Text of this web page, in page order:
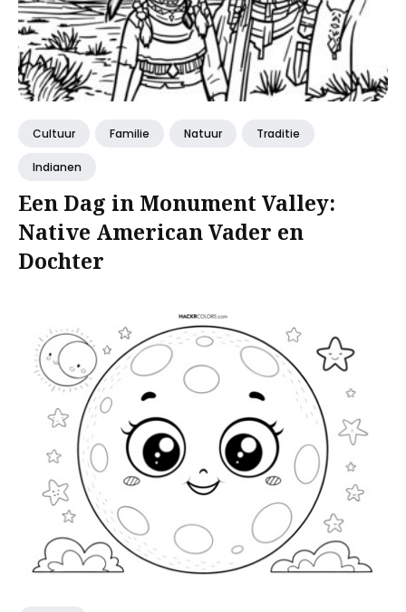
Cultuur Familie Natuur Traditie
Indianen
Een Dag in Monument Valley:
Native American Vader en
Dochter